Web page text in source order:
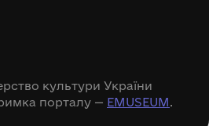
культури України
порталу — EMUSEUM.